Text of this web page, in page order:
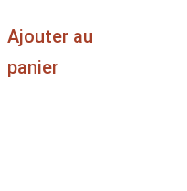
Ajouter au
panier